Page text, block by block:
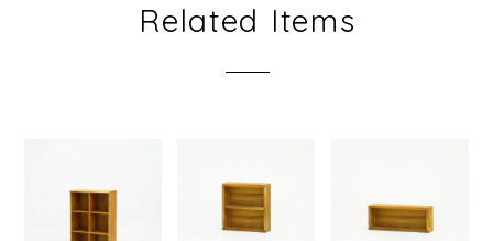
Related Items